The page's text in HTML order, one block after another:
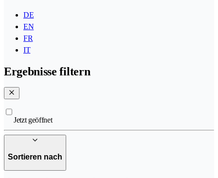
DE
EN
FR
IT
Ergebnisse filtern
Jetzt geöffnet
Sortieren nach